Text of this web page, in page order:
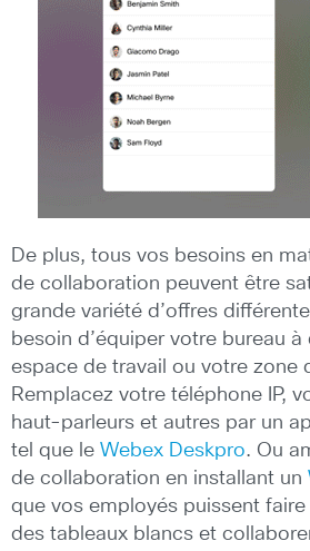
De plus, tous vos besoins en
de collaboration peuvent être
grande variété d’offres
besoin d’équiper votre bureau
espace de travail ou votre zone
Remplacez votre téléphone IP,
haut-parleurs et autres par un
tel que le Webex Deskpro. Ou
de collaboration en installant un
que vos employés puissent
des tableaux blancs et